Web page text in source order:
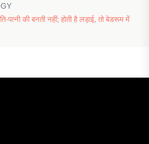
पत्नी की बनती नहीं; होती है लड़ाई, तो बेडरूम में